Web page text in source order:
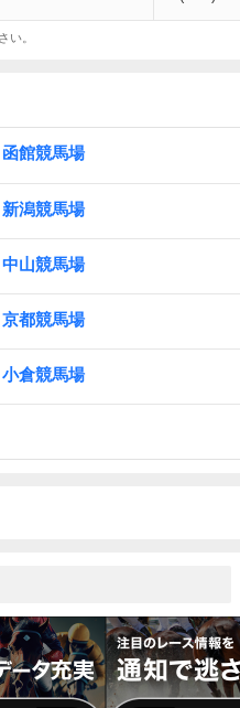
い。
函館競馬場
新潟競馬場
中山競馬場
京都競馬場
小倉競馬場